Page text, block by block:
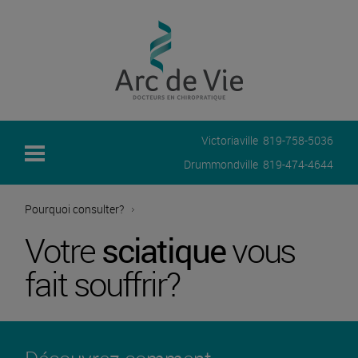
Victoriaville 819-758-5036
Drummondville 819-474-4644
Pourquoi consulter?
Votresciatiquevous
fait souffrir?